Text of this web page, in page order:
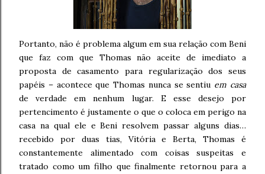
Portanto, não é problema algum em sua relação com Beni
que faz com que Thomas não aceite de imediato a
proposta de casamento para regularização dos seus
papéis – acontece que Thomas nunca se sentiu em casa
de verdade em nenhum lugar. E esse desejo por
pertencimento é justamente o que o coloca em perigo na
casa na qual ele e Beni resolvem passar alguns dias…
recebido por duas tias, Vitória e Berta, Thomas é
constantemente alimentado com coisas suspeitas e
tratado como um filho que finalmente retornou para a